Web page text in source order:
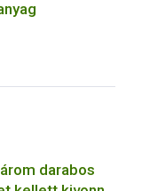
darabos